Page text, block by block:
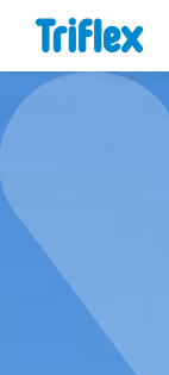
Direkt
zum
Inhalt